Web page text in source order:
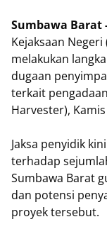
Sumbawa Barat
Kejaksaan
melakukan
dugaan
terkait
Harvester),
Jaksa penyidik
terhadap
Sumbawa Barat
dan potensi
proyek tersebut.